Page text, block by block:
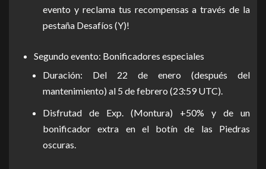
evento y reclama tus recompensas a través de la
pestaña Desafíos (Y)!
Segundo evento: Bonificadores especiales
Duración: Del 22 de enero (después del
mantenimiento) al 5 de febrero (23:59 UTC).
Disfrutad de Exp. (Montura) +50% y de un
bonificador extra en el botín de las Piedras
oscuras.